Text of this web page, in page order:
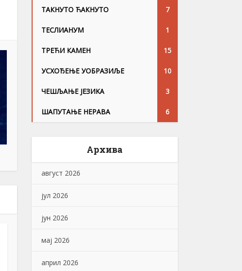
ТАКНУТО ЋАКНУТО 7
ТЕСЛИАНУМ 1
ТРЕЋИ КАМЕН 15
УСХОЂЕЊЕ УОБРАЗИЉЕ 10
ЧЕШЉАЊЕ ЈЕЗИKА 3
ШАПУТАЊЕ НЕРАВА 6
Архива
август 2026
јул 2026
јун 2026
мај 2026
април 2026